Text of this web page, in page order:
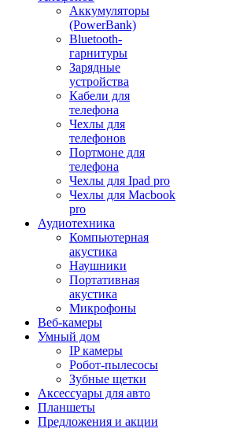
Аккумуляторы
(PowerBank)
Bluetooth-
гарнитуры
Зарядные
устройства
Кабели для
телефона
Чехлы для
телефонов
Портмоне для
телефона
Чехлы для Ipad pro
Чехлы для Macbook
pro
Аудиотехника
Компьютерная
акустика
Наушники
Портативная
акустика
Микрофоны
Веб-камеры
Умный дом
IP камеры
Робот-пылесосы
Зубные щетки
Аксессуары для авто
Планшеты
Предложения и акции